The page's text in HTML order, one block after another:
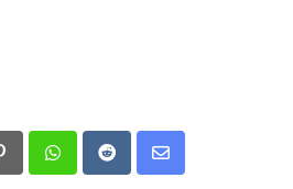
PinterestWhatsappRedditShare